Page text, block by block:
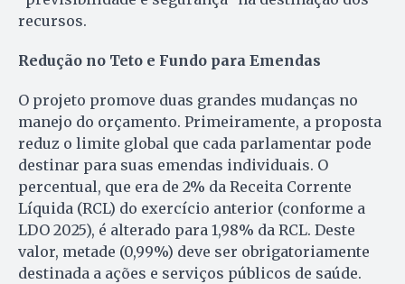
recursos.
Redução no Teto e Fundo para Emendas
O projeto promove duas grandes mudanças no
manejo do orçamento. Primeiramente, a proposta
reduz o limite global que cada parlamentar pode
destinar para suas emendas individuais. O
percentual, que era de 2% da Receita Corrente
Líquida (RCL) do exercício anterior (conforme a
LDO 2025), é alterado para 1,98% da RCL. Deste
valor, metade (0,99%) deve ser obrigatoriamente
destinada a ações e serviços públicos de saúde.